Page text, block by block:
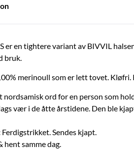
er en tightere variant av BIVVIL
bruk.
merinoull som er lett tovet. Kløfri.
nordsamisk ord for en person som
vær i de åtte årstidene. Den ble
Ferdigstrikket. Sendes kjapt.
hent samme dag.